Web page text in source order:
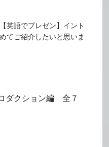
英語でプレゼン】イント
てご紹介したいと思いま
ダクション編 全７